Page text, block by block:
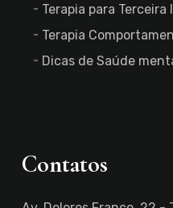
Terapia para Terceira
Terapia
Dicas de Saúde
Contatos